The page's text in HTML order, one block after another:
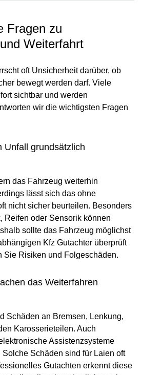
Fragen zu
Weiterfahrt
oft Unsicherheit darüber, ob
bewegt werden darf. Viele
sichtbar und werden
wir die wichtigsten Fragen
Unfall grundsätzlich
das Fahrzeug weiterhin
lässt sich das ohne
nicht sicher beurteilen. Besonders
Reifen oder Sensorik können
sollte das Fahrzeug möglichst
Kfz Gutachter überprüft
Sie Risiken und Folgeschäden.
das Weiterfahren
Schäden an Bremsen, Lenkung,
Karosserieteilen. Auch
Assistenzsysteme
Solche Schäden sind für Laien oft
Gutachten erkennt diese